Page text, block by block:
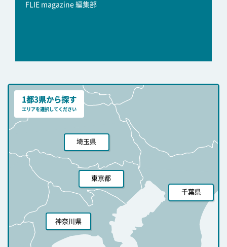
FLIE magazine 編集部
1都3県から探す
エリアを選択してください
埼玉県
東京都
千葉県
神奈川県